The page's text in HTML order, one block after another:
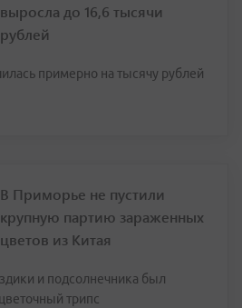
выросла до 16,6 тысячи
рублей
примерно на тысячу рублей
В Приморье не пустили
крупную партию зараженных
цветов из Китая
и подсолнечника был
трипс